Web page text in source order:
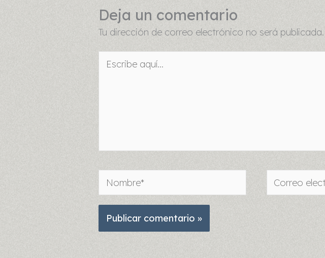
Deja un comentario
Tu dirección de correo electrónico no será publicada.
aquí...
electrónico*